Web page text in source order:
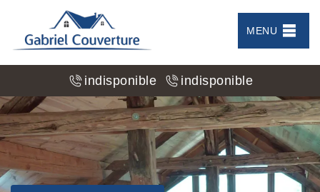
MENU
indisponible indisponible